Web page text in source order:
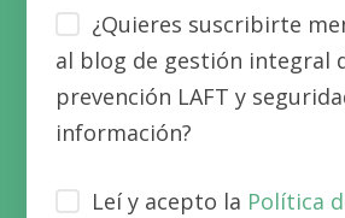
¿Quieres suscribirte
al blog de gestión integral
prevención LAFT y
información?
Leí y acepto la Política